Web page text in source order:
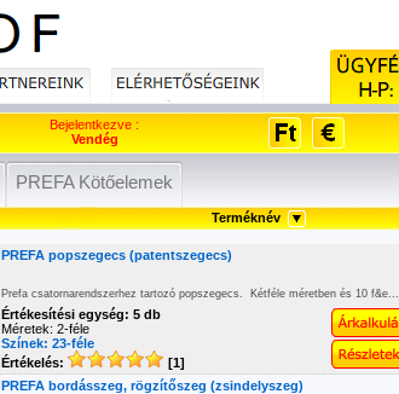
Bejelentkezve :
Vendég
PREFA Kötőelemek
Terméknév
PREFA popszegecs (patentszegecs)
Prefa csatornarendszerhez tartozó popszegecs. Kétféle méretben és 10 f&e...
Értékesítési egység: 5 db
Méretek: 2-féle
Színek: 23-féle
Értékelés:
[1]
PREFA bordásszeg, rögzítőszeg (zsindelyszeg)